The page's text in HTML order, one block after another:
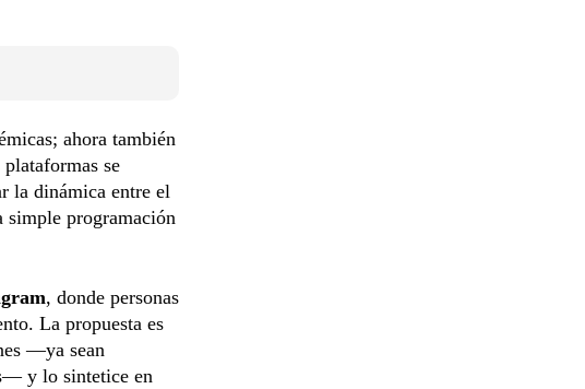
ahora también
se
la dinámica entre el
simple programación
, donde personas
La propuesta es
—ya sean
y lo sintetice en